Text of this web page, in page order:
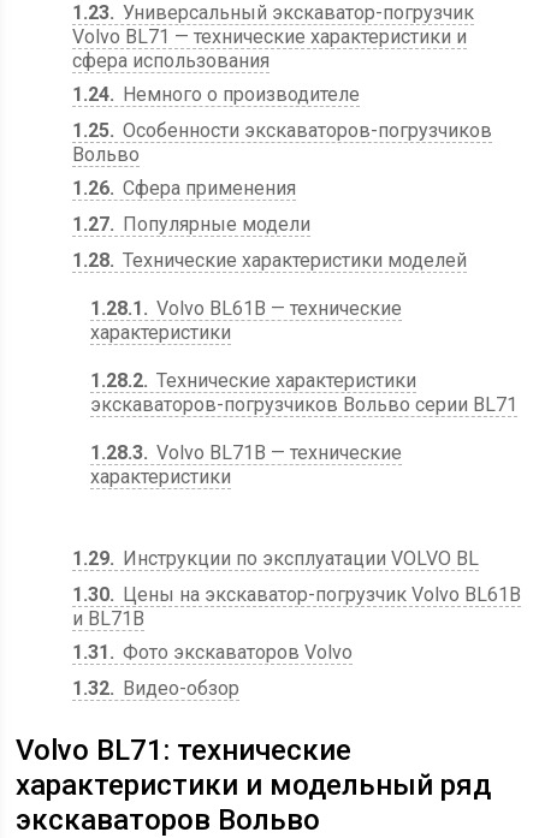
1.23 Универсальный экскаватор-погрузчик
Volvo BL71 — технические характеристики и
сфера использования
1.24
Немного о производителе
1.25 Особенности экскаваторов-погрузчиков
Вольво
1.26 Сфера применения
1.27
Популярные модели
1.28 Технические характеристики моделей
1.28.1
Volvo BL61B — технические
характеристики
1.28.2 Технические характеристики
экскаваторов-погрузчиков Вольво серии BL71
1.28.3 Volvo BL71B — технические
характеристики
1.29
Инструкции по эксплуатации VOLVO BL
1.30
Цены на экскаватор-погрузчик Volvo BL61B
и BL71B
1.31
Фото экскаваторов Volvo
1.32
Видео-обзор
Volvo BL71: технические
характеристики и модельный ряд
экскаваторов Вольво